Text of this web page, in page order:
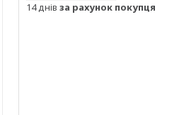
14 днів за рахунок покупця